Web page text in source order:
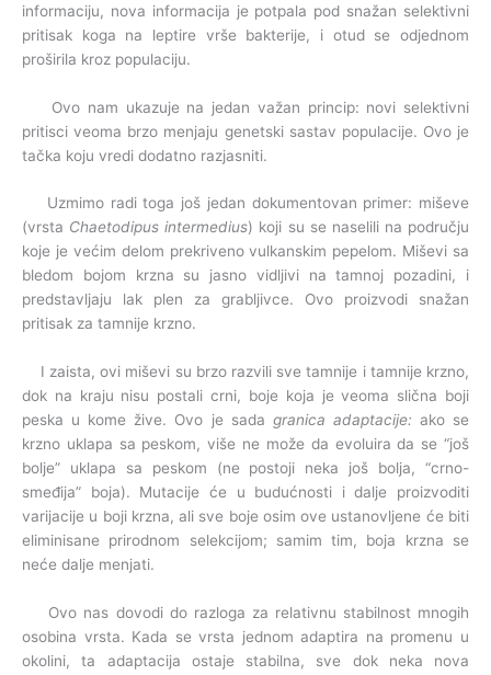
informaciju, nova informacija je potpala pod snažan selektivni
pritisak koga na leptire vrše bakterije, i otud se odjednom
proširila kroz populaciju.
Ovo nam ukazuje na jedan važan princip: novi selektivni
pritisci veoma brzo menjaju genetski sastav populacije. Ovo je
tačka koju vredi dodatno razjasniti.
Uzmimo radi toga još jedan dokumentovan primer: miševe
(vrsta Chaetodipus intermedius) koji su se naselili na području
koje je većim delom prekriveno vulkanskim pepelom. Miševi sa
bledom bojom krzna su jasno vidljivi na tamnoj pozadini, i
predstavljaju lak plen za grabljivce. Ovo proizvodi snažan
pritisak za tamnije krzno.
I zaista, ovi miševi su brzo razvili sve tamnije i tamnije krzno,
dok na kraju nisu postali crni, boje koja je veoma slična boji
peska u kome žive. Ovo je sada granica adaptacije: ako se
krzno uklapa sa peskom, više ne može da evoluira da se “još
bolje” uklapa sa peskom (ne postoji neka još bolja, “crno-
smeđija” boja). Mutacije će u budućnosti i dalje proizvoditi
varijacije u boji krzna, ali sve boje osim ove ustanovljene će biti
eliminisane prirodnom selekcijom; samim tim, boja krzna se
neće dalje menjati.
Ovo nas dovodi do razloga za relativnu stabilnost mnogih
osobina vrsta. Kada se vrsta jednom adaptira na promenu u
okolini, ta adaptacija ostaje stabilna, sve dok neka nova